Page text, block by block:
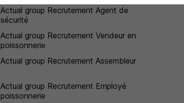
Actual group Recrutement Agent de
sécurité
Actual group Recrutement Vendeur en
poissonnerie
Actual group Recrutement Assembleur
Actual group Recrutement Employé
poissonnerie